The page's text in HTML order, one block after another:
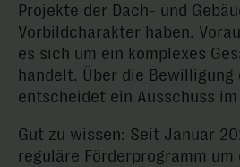
Projekte der Dach- und
Vorbildcharakter haben.
es sich um ein komplexes
handelt. Über die Bewilligung
entscheidet ein Ausschuss
Gut zu wissen: Seit Januar
reguläre Förderprogramm um